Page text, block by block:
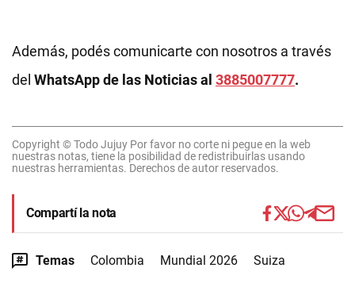
Además, podés comunicarte con nosotros a través
del WhatsApp de las Noticias al 3885007777.
Copyright © Todo Jujuy Por favor no corte ni pegue en la web
nuestras notas, tiene la posibilidad de redistribuirlas usando
nuestras herramientas. Derechos de autor reservados.
Compartí la nota
Temas Colombia Mundial 2026 Suiza